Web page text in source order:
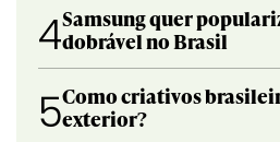
4Samsung quer
dobrável no Brasil
5Como criativos
exterior?